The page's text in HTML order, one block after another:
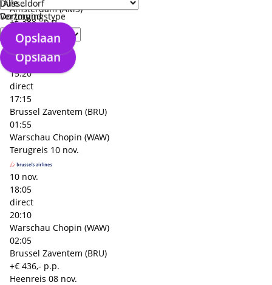
Verzorgingstype
Opslaan
Düsseldorf
Dortmund
Opslaan
Amsterdam (AMS)
+€ 388,- p.p.
Heenreis 08 nov.
08 nov.
15:20
direct
17:15
Brussel Zaventem (BRU)
01:55
Warschau Chopin (WAW)
Terugreis 10 nov.
10 nov.
18:05
direct
20:10
Warschau Chopin (WAW)
02:05
Brussel Zaventem (BRU)
+€ 436,- p.p.
Heenreis 08 nov.